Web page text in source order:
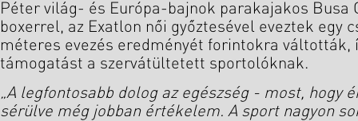
Péter világ- és Európa-bajnok parakajakos Busa
boxerrel, az Exatlon női győztesével eveztek egy
méteres evezés eredményét forintokra váltották,
támogatást a szervátültetett sportolóknak.
„A legfontosabb dolog az egészség - most, hogy
sérülve még jobban értékelem. A sport nagyon